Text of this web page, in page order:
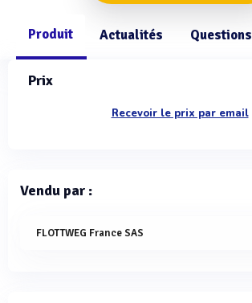
Produit Actualités Questions
Prix
Recevoir le prix par email
Vendu par :
FLOTTWEG France SAS